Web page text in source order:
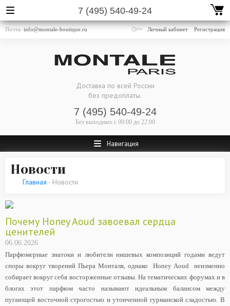
7 (495) 540-49-24
Почта: info@montale-boutique.ru Личный кабинет Регистрация
Доставка по всей России
без предоплаты.
7 (495) 540-49-24
Без выходных с 09:00 до 22:00
Навигация
Новости
Главная - Новости
Почему Honey Aoud завоевал сердца
ценителей
06.06.2026
Парфюмерные знатоки и любители нишевых композиций годами ведут
споры вокруг творений Пьера Монталя, однако Honey Aoud неизменно
собирает вокруг себя восторженные отзывы. На тематических форумах и в
блогах этот парфюм часто называют идеальным балансом между
пугающей восточной строгостью и утонченной гурманской сладостью. В